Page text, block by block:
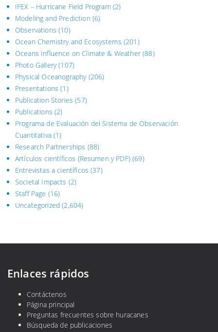
IFEX – Hurricane Field Program(2)
Modeling and Prediction(6)
Observations (10)
Ocean Chemistry and Ecosystems (201)
Oceans Influence on Climate & Weather(88)
Photo Gallery(107)
Physical Oceanography(206)
Presentations (1)
Publication Stories (57)
Publications (2)
Programa de Evaluación del Sistema de Observación
Cuantitativa (1)
Research Partnerships (88)
Artículos científicos (Resumen y PDF)(69)
Entrevistas a científicos (37)
Societal Impacts (2)
Staff Page (16)
Uncategorized (2,604)
Enlaces rápidos
Contáctenos
Página principal
Preguntas frecuentes sobre huracanes
Búsqueda de publicaciones